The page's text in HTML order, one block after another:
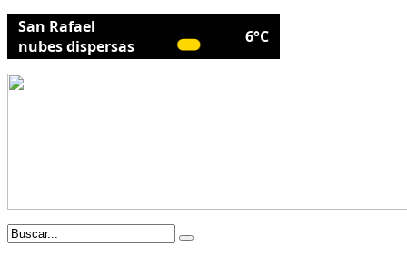
San Rafael
nubes dispersas
6°C